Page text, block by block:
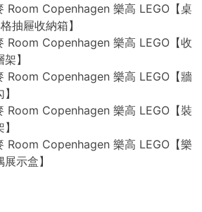
Room Copenhagen 樂高 LEGO【桌
抽屜收納箱】
Room Copenhagen 樂高 LEGO【收
】
Room Copenhagen 樂高 LEGO【牆
Room Copenhagen 樂高 LEGO【裝
Room Copenhagen 樂高 LEGO【樂
示盒】